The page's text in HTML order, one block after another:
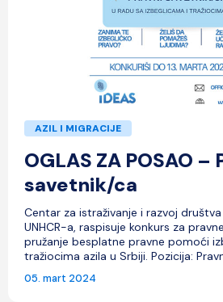
AZIL I MIGRACIJE
OGLAS ZA POSAO –
savetnik/ca
Centar za istraživanje i razvoj
UNHCR-a, raspisuje konkurs za
pružanje besplatne pravne pomoći
tražiocima azila u Srbiji. Pozicija:
05. mart 2024